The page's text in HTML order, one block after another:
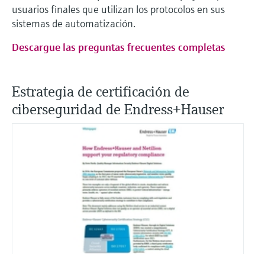
usuarios finales que utilizan los protocolos en sus
sistemas de automatización.
Descargue las preguntas frecuentes completas
Estrategia de certificación de
ciberseguridad de Endress+Hauser